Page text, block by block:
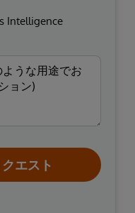
Intelligence
エスト